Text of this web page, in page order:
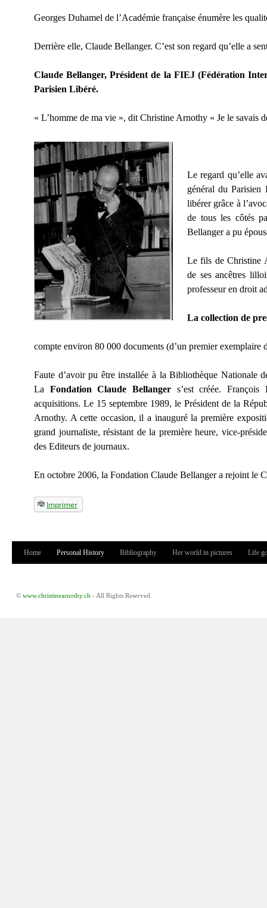
Georges Duhamel de l’Académie française énumère les
Derrière elle, Claude Bellanger. C’est son regard qu’elle a
Claude Bellanger, Président de la FIEJ (Fédération
Parisien Libéré.
« L’homme de ma vie », dit Christine Arnothy « Je le
Le regard qu’elle
général du
libérer grâce à
de tous les côtés
Bellanger a pu
Le fils de Christine
de ses ancêtres
professeur en droit
La collection de
compte environ 80 000 documents (d’un premier exemplaire
Faute d’avoir pu être installée à la Bibliothèque Nationale
La Fondation Claude Bellangers’est créée. François
acquisitions. Le 15 septembre 1989, le Président de la
Arnothy. A cette occasion, il a inauguré la première
grand journaliste, résistant de la première heure, vice-
des Editeurs de journaux.
En octobre 2006, la Fondation Claude Bellanger a rejoint le
Imprimer
Main menu
Home Personal History Bibliography Her world in pictures Life
© www.christinearnothy.ch - All Rights Reserved.